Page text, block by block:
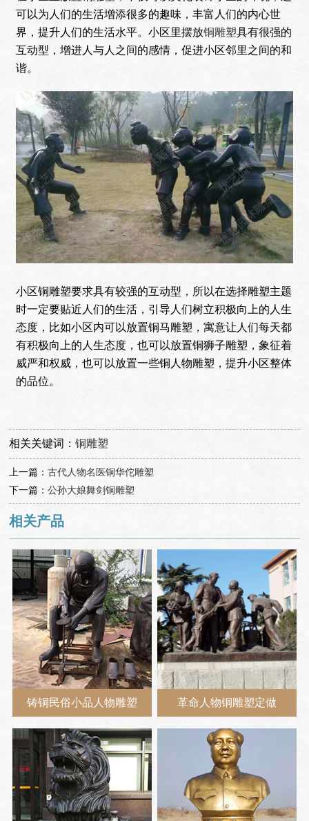
可以为人们的生活增添很多的趣味，丰富人们的内心世
界，提升人们的生活水平。小区里摆放铜雕塑具有很强的
互动型，增进人与人之间的感情，促进小区邻里之间的和
谐。
小区铜雕塑要求具有较强的互动型，所以在选择雕塑主题
时一定要贴近人们的生活，引导人们树立积极向上的人生
态度，比如小区内可以放置铜马雕塑，寓意让人们每天都
有积极向上的人生态度，也可以放置铜狮子雕塑，象征着
威严和权威，也可以放置一些铜人物雕塑，提升小区整体
的品位。
相关关键词：铜雕塑
上一篇：古代人物名医铜华佗雕塑
下一篇：公孙大娘舞剑铜雕塑
相关产品
铸铜民俗小品人物雕塑 革命人物铜雕塑定做